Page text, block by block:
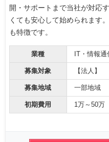
開・サポートまで当社が対応
くても安心して始められます
も特徴です。
業種 IT・情報
募集対象 【法人】
募集地域 一部地域
初期費用 1万～50万